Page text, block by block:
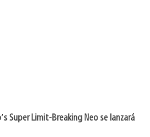
Super Limit-Breaking Neo se lanzará